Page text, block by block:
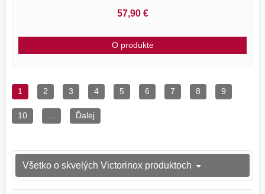
57,90 €
O produkte
1 2 3 4 5 6 7 8 9
10 ... Ďalej
Všetko o skvelých Victorinox produktoch